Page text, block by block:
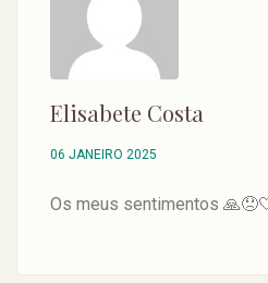
Elisabete Costa
06 JANEIRO 2025
Os meus sentimentos